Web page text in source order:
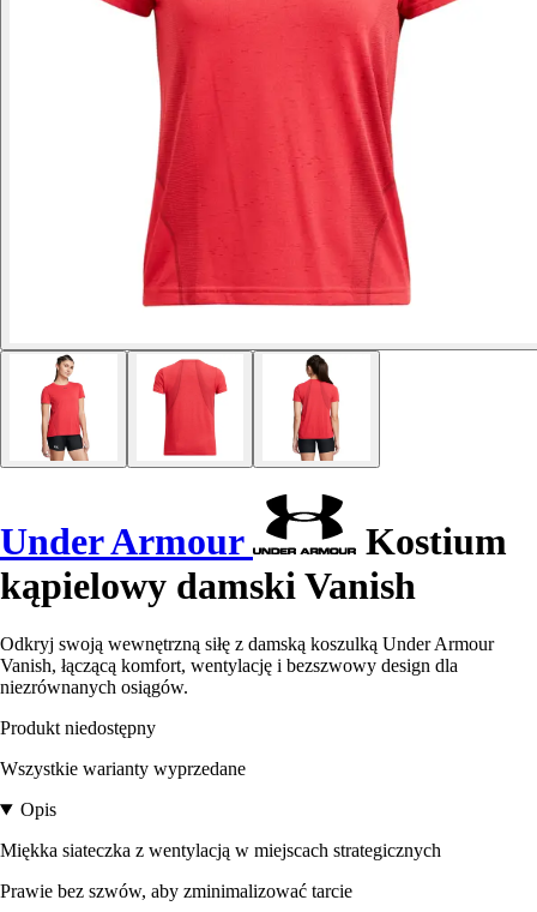
Under Armour
Kostium
kąpielowy damski Vanish
Odkryj swoją wewnętrzną siłę z damską koszulką Under Armour
Vanish, łączącą komfort, wentylację i bezszwowy design dla
niezrównanych osiągów.
Produkt niedostępny
Wszystkie warianty wyprzedane
Opis
Miękka siateczka z wentylacją w miejscach strategicznych
Prawie bez szwów, aby zminimalizować tarcie